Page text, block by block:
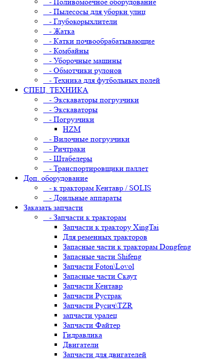
- Пылесосы для уборки улиц
- Глубокорыхлители
- Жатка
- Катки почвообрабатывающие
- Комбайны
- Уборочные машины
- Обмотчики рулонов
- Техника для футбольных полей
СПЕЦ. ТЕХНИКА
- Экскаваторы погрузчики
- Экскаваторы
- Погрузчики
HZM
- Вилочные погрузчики
- Ричтраки
- Штабелеры
- Транспортировщики паллет
Доп. оборудование
- к тракторам Кентавр / SOLIS
- Доильные аппараты
Заказать запчасти
- Запчасти к тракторам
Запчасти к трактору XingTai
Для ременных тракторов
Запасные части к тракторам Dongfeng
Запасные части Shifeng
Запчасти Foton\Lovol
Запасные части Скаут
Запчасти Кентавр
Запчасти Рустрак
Запчасти Русич\TZR
запчасти уралец
Запчасти Файтер
Гидравлика
Двигатели
Запчасти для двигателей